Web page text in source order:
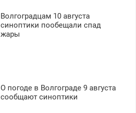
Волгоградцам 10 августа
синоптики пообещали спад
жары
О погоде в Волгограде 9 августа
сообщают синоптики